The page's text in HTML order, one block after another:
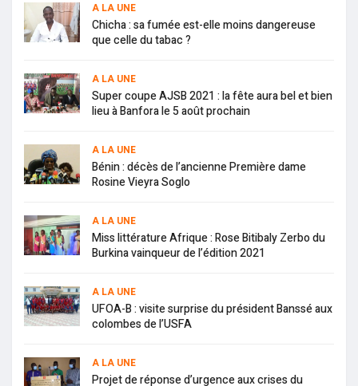
A LA UNE
Chicha : sa fumée est-elle moins dangereuse
que celle du tabac ?
A LA UNE
Super coupe AJSB 2021 : la fête aura bel et bien
lieu à Banfora le 5 août prochain
A LA UNE
Bénin : décès de l’ancienne Première dame
Rosine Vieyra Soglo
A LA UNE
Miss littérature Afrique : Rose Bitibaly Zerbo du
Burkina vainqueur de l’édition 2021
A LA UNE
UFOA-B : visite surprise du président Banssé aux
colombes de l’USFA
A LA UNE
Projet de réponse d’urgence aux crises du